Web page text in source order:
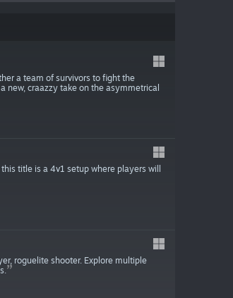
a team of survivors to fight the
new, craazzy take on the asymmetrical
title is a 4v1 setup where players will
roguelite shooter. Explore multiple